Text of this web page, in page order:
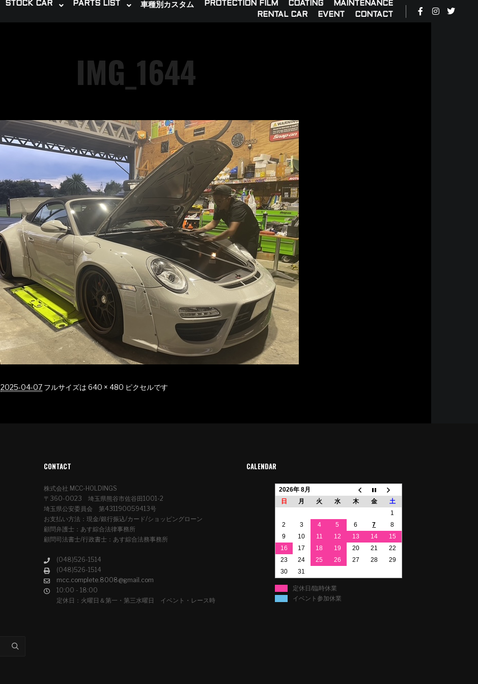
STOCK CAR PARTS LIST 車種別カスタム PROTECTION FILM COATING
MAINTENANCE
RENTAL CAR
EVENT CONTACT
IMG_1644
2025-04-07 フルサイズは 640 × 480 ピクセルです
CONTACT
株式会社 MCC-HOLDINGS
〒360-0023 埼玉県熊谷市佐谷田1001-2
埼玉県公安委員会 第431190059413号
お支払い方法：現金/銀行振込/カード/ショッピングローン
顧問弁護士：あす綜合法律事務所
顧問司法書士/行政書士：あす綜合法務事務所
(048)526-1514
(048)526-1514
mcc.complete.8008@gmail.com
10:00 - 18:00
定休日：火曜日＆第一・第三水曜日 イベント・レース時
CALENDAR
2026年 8月
日
月 火 水 木 金
土
1
2
3 4 5 6 7
8
9
10 11 12 13 14
15
16
17 18 19 20 21
22
23
24 25 26 27 28
29
30
31
定休日/臨時休業
イベント参加休業